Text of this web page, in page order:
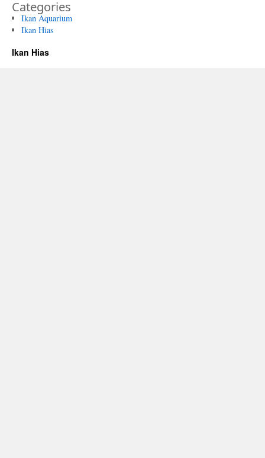
Categories
Ikan Aquarium
Ikan Hias
Ikan Hias